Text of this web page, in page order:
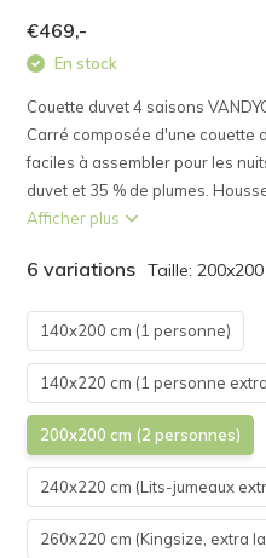
€469,-
En stock
Couette duvet 4 saisons
Carré composée d'une couette
faciles à assembler pour les
duvet et 35 % de plumes.
Afficher plus
6 variations Taille:
140x200 cm (1 personne)
140x220 cm (1 personne
200x200 cm (2 personnes)
240x220 cm (Lits-jumeaux
260x220 cm (Kingsize, extra